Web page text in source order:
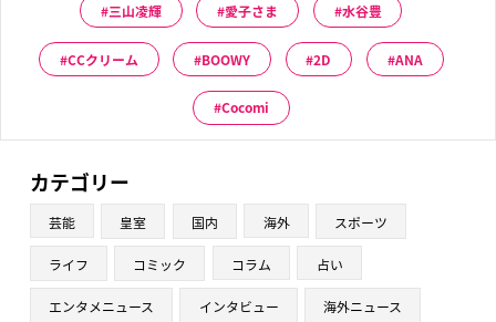
三山凌輝 愛子さま 水谷豊
CCクリーム BOOWY 2D ANA
Cocomi
カテゴリー
芸能 皇室 国内 海外 スポーツ
ライフ コミック コラム 占い
エンタメニュース インタビュー 海外ニュース